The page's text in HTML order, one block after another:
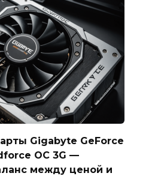
Gigabyte GeForce
OC 3G —
между ценой и